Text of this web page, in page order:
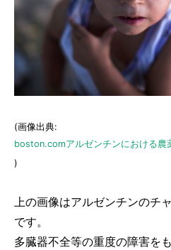
(画像出典:
boston.comアルゼンチンにおける農
)
上の画像はアルゼンチンのチ
です。
多臓器不全等の重度の障害を